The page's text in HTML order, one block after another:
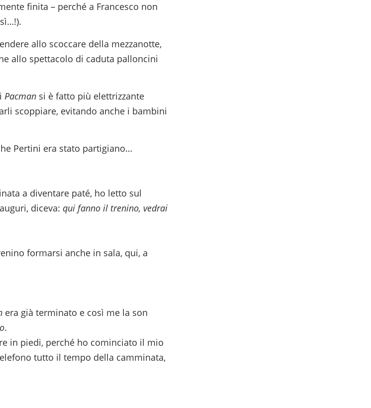
finita – perché a Francesco non
allo scoccare della mezzanotte,
allo spettacolo di caduta palloncini
Pacman si è fatto più elettrizzante
scoppiare, evitando anche i bambini
Pertini era stato partigiano…
a diventare paté, ho letto sul
diceva: qui fanno il trenino, vedrai
formarsi anche in sala, qui, a
era già terminato e così me la son
.
in piedi, perché ho cominciato il mio
tutto il tempo della camminata,